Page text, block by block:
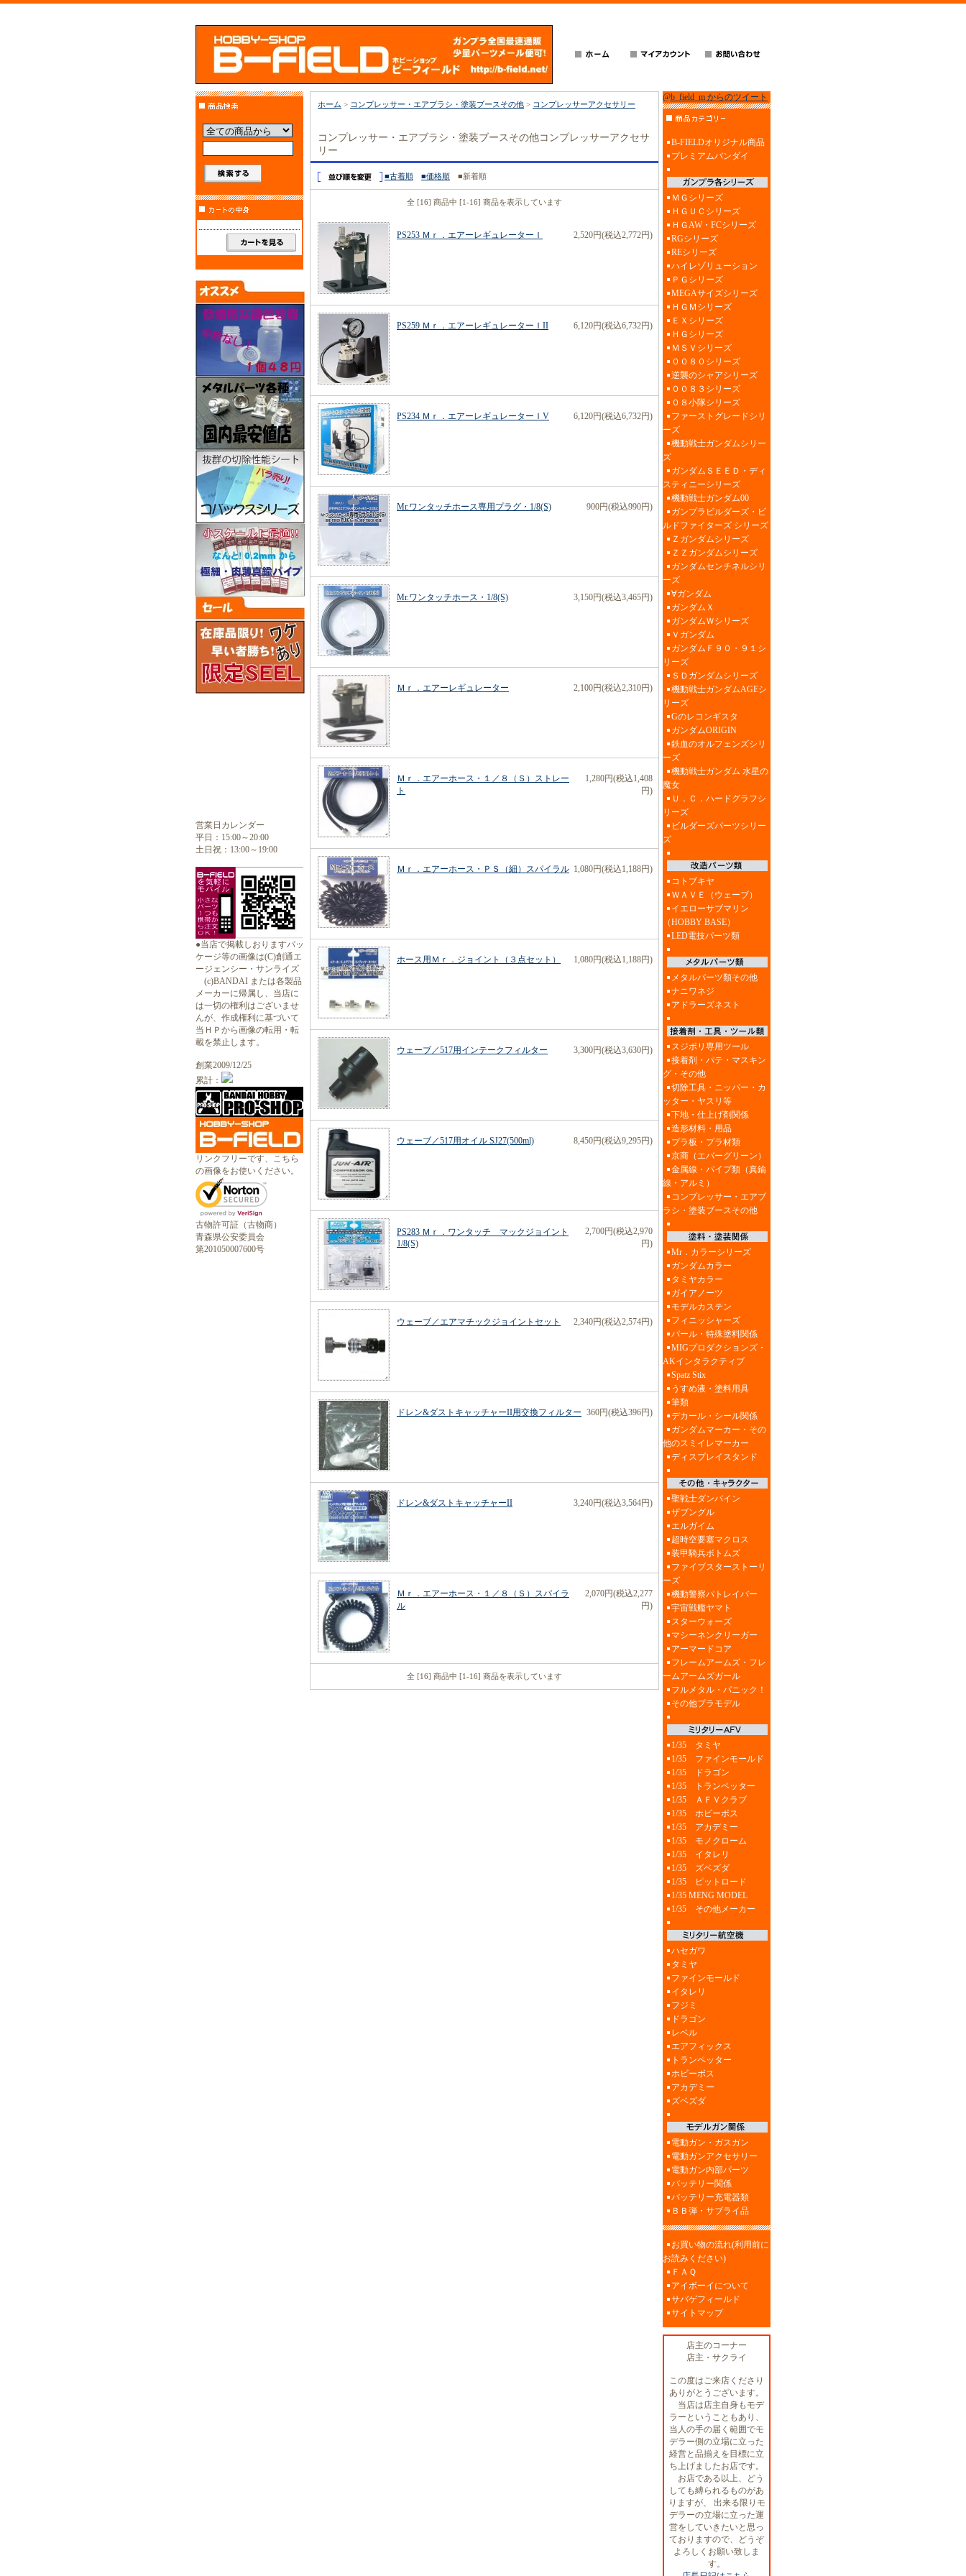
営業日カレンダー
平日：15:00～20:00
土日祝：13:00～19:00
●当店で掲載しおりますパッ
ケージ等の画像は(C)創通エ
ージェンシー・サンライズ
(c)BANDAI または各製品
メーカーに帰属し、当店に
は一切の権利はございませ
んが、作成権利に基づいて
当ＨＰから画像の転用・転
載を禁止します。
創業2009/12/25
累計：
リンクフリーです、こちら
の画像をお使いください。
古物許可証（古物商）
青森県公安委員会
第201050007600号
ホーム > コンプレッサー・エアブラシ・塗装ブースその他 > コンプレッサーアクセサリー
コンプレッサー・エアブラシ・塗装ブースその他コンプレッサーアクセサ
リー
■古着順 ■価格順 ■新着順
全 [16] 商品中 [1-16] 商品を表示しています
PS253 Ｍｒ．エアーレギュレーターＩ 2,520円(税込2,772円)
PS259 Ｍｒ．エアーレギュレーターＩII 6,120円(税込6,732円)
PS234 Ｍｒ．エアーレギュレーターＩV 6,120円(税込6,732円)
Mr.ワンタッチホース専用プラグ・1/8(S) 900円(税込990円)
Mr.ワンタッチホース・1/8(S) 3,150円(税込3,465円)
Ｍｒ．エアーレギュレーター 2,100円(税込2,310円)
Ｍｒ．エアーホース・１／８（Ｓ）ストレー
ト
1,280円(税込1,408
円)
Ｍｒ．エアーホース・ＰＳ（細）スパイラル 1,080円(税込1,188円)
ホース用Ｍｒ．ジョイント（３点セット） 1,080円(税込1,188円)
ウェーブ／517用インテークフィルター 3,300円(税込3,630円)
ウェーブ／517用オイル SJ27(500ml) 8,450円(税込9,295円)
PS283 Ｍｒ．ワンタッチ マックジョイント
1/8(S)
2,700円(税込2,970
円)
ウェーブ／エアマチックジョイントセット 2,340円(税込2,574円)
ドレン&ダストキャッチャーII用交換フィルター 360円(税込396円)
ドレン&ダストキャッチャーII 3,240円(税込3,564円)
Ｍｒ．エアーホース・１／８（Ｓ）スパイラ
ル
2,070円(税込2,277
円)
全 [16] 商品中 [1-16] 商品を表示しています
@b_field_m からのツイート
B-FIELDオリジナル商品
プレミアムバンダイ
ＭＧシリーズ
ＨＧＵＣシリーズ
ＨＧAW・FCシリーズ
RGシリーズ
REシリーズ
ハイレゾリューション
ＰＧシリーズ
MEGAサイズシリーズ
ＨＧＭシリーズ
ＥＸシリーズ
ＨＧシリーズ
ＭＳＶシリーズ
００８０シリーズ
逆襲のシャアシリーズ
００８３シリーズ
０８小隊シリーズ
ファーストグレードシリ
ーズ
機動戦士ガンダムシリー
ズ
ガンダムＳＥＥＤ・ディ
スティニーシリーズ
機動戦士ガンダム00
ガンプラビルダーズ・ビ
ルドファイターズ シリーズ
Ｚガンダムシリーズ
ＺＺガンダムシリーズ
ガンダムセンチネルシリ
ーズ
∀ガンダム
ガンダムＸ
ガンダムＷシリーズ
Ｖガンダム
ガンダムＦ９０・９１シ
リーズ
ＳＤガンダムシリーズ
機動戦士ガンダムAGEシ
リーズ
Gのレコンギスタ
ガンダムORIGIN
鉄血のオルフェンズシリ
ーズ
機動戦士ガンダム 水星の
魔女
Ｕ．Ｃ．ハードグラフシ
リーズ
ビルダーズパーツシリー
ズ
コトブキヤ
ＷＡＶＥ（ウェーブ）
イエローサブマリン
（HOBBY BASE）
LED電技パーツ類
メタルパーツ類その他
ナニワネジ
アドラーズネスト
スジボリ専用ツール
接着剤・パテ・マスキン
グ・その他
切除工具・ニッパー・カ
ッター・ヤスリ等
下地・仕上げ剤関係
造形材料・用品
プラ板・プラ材類
京商（エバーグリーン）
金属線・パイプ類（真鍮
線・アルミ）
コンプレッサー・エアブ
ラシ・塗装ブースその他
Mr．カラーシリーズ
ガンダムカラー
タミヤカラー
ガイアノーツ
モデルカステン
フィニッシャーズ
パール・特殊塗料関係
MIGプロダクションズ・
AKインタラクティブ
Spatz Stix
うすめ液・塗料用具
筆類
デカール・シール関係
ガンダムマーカー・その
他のスミイレマーカー
ディスプレイスタンド
聖戦士ダンバイン
ザブングル
エルガイム
超時空要塞マクロス
装甲騎兵ボトムズ
ファイブスターストーリ
ーズ
機動警察パトレイバー
宇宙戦艦ヤマト
スターウォーズ
マシーネンクリーガー
アーマードコア
フレームアームズ・フレ
ームアームズガール
フルメタル・パニック！
その他プラモデル
1/35 タミヤ
1/35 ファインモールド
1/35 ドラゴン
1/35 トランペッター
1/35 ＡＦＶクラブ
1/35 ホビーボス
1/35 アカデミー
1/35 モノクローム
1/35 イタレリ
1/35 ズベズダ
1/35 ピットロード
1/35 MENG MODEL
1/35 その他メーカー
ハセガワ
タミヤ
ファインモールド
イタレリ
フジミ
ドラゴン
レベル
エアフィックス
トランペッター
ホビーボス
アカデミー
ズベズダ
電動ガン・ガスガン
電動ガンアクセサリー
電動ガン内部パーツ
バッテリー関係
バッテリー充電器類
ＢＢ弾・サブライ品
お買い物の流れ(利用前に
お読みください)
ＦＡＱ
アイボーイについて
サバゲフィールド
サイトマップ
店主のコーナー
店主・サクライ
この度はご来店くださり
ありがとうございます。
当店は店主自身もモデ
ラーということもあり、
当人の手の届く範囲でモ
デラー側の立場に立った
経営と品揃えを目標に立
ち上げましたお店です。
お店である以上、どう
しても縛られるものがあ
りますが、 出来る限りモ
デラーの立場に立った運
営をしていきたいと思っ
ておりますので、どうぞ
よろしくお願い致しま
す。